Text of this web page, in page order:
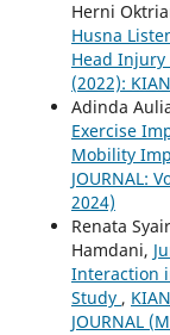
Herni
Husna
Head Injury
(2022):
Adinda
Exercise
Mobility
JOURNAL:
2024)
Renata
Hamdani,
Interaction
Study ,
JOURNAL